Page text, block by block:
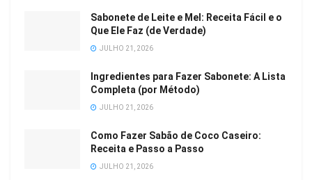
Sabonete de Leite e Mel: Receita Fácil e o
Que Ele Faz (de Verdade)
JULHO 21, 2026
Ingredientes para Fazer Sabonete: A Lista
Completa (por Método)
JULHO 21, 2026
Como Fazer Sabão de Coco Caseiro:
Receita e Passo a Passo
JULHO 21, 2026